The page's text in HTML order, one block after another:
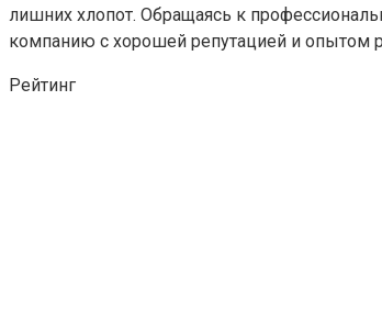
лишних хлопот. Обращаясь к
компанию с хорошей репутацией и опытом
Рейтинг